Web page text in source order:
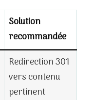
Solution
recommandée
Redirection 301
vers contenu
pertinent